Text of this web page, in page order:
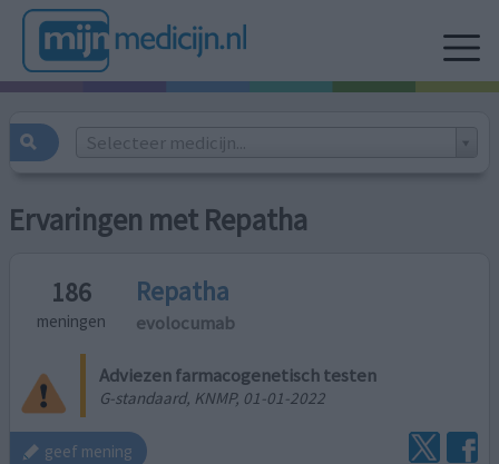
Selecteer medicijn...
Ervaringen met Repatha
186
meningen
Repatha
evolocumab
Adviezen farmacogenetisch testen
G-standaard, KNMP, 01-01-2022
geef mening